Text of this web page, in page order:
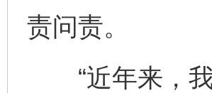
责问责。
“近年来，我